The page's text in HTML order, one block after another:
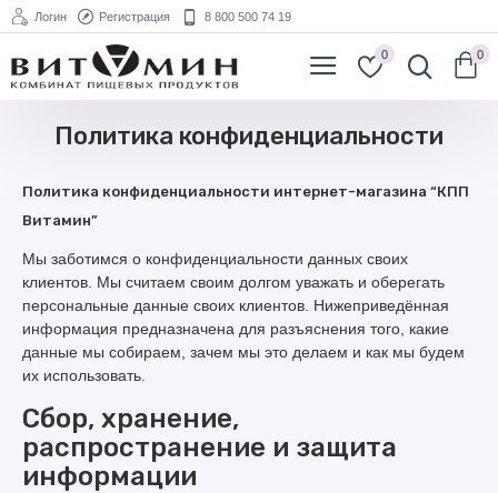
Логин Регистрация 8 800 500 74 19
0 0
Политика конфиденциальности
Политика конфиденциальности интернет-магазина “КПП
Витамин”
Мы заботимся о конфиденциальности данных своих
клиентов. Мы считаем своим долгом уважать и оберегать
персональные данные своих клиентов. Нижеприведённая
информация предназначена для разъяснения того, какие
данные мы собираем, зачем мы это делаем и как мы будем
их использовать.
Сбор, хранение,
распространение и защита
информации